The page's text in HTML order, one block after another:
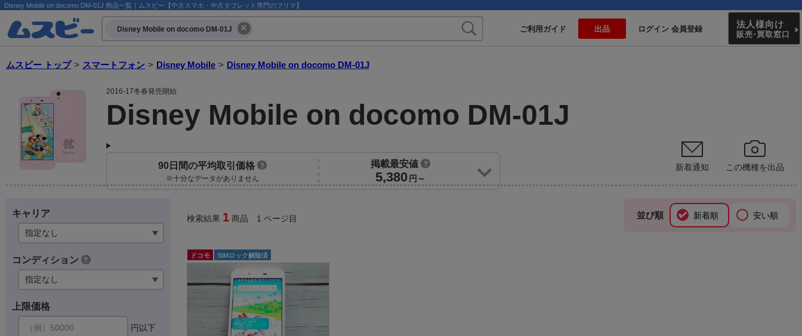
Disney Mobile on docomo DM-01J 商品一覧｜ムスビー【中古スマホ・中古タブレット専門のフリマ】
Disney Mobile on docomo DM-01J ご利用ガイド 出品 ログイン 会員登録 法人様向け
販売・買取窓口
ムスビー トップ > スマートフォン > Disney Mobile > Disney Mobile on docomo DM-01J
2016-17冬春発売開始
Disney Mobile on docomo DM-01J
90日間の平均取引価格 ?
※十分なデータがありません
掲載最安値 ?
5,380 円～
新着通知 この機種を出品
キャリア
コンディション ?
上限価格
円以下
検索結果 1 商品 1 ページ目 並び順 新着順 安い順
ドコモ SIMロック解除済